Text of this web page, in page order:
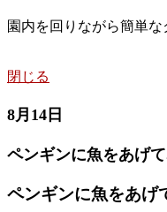
園内を回りながら簡単な
閉じる
8月14日
ペンギンに魚をあげ
ペンギンに魚をあげ